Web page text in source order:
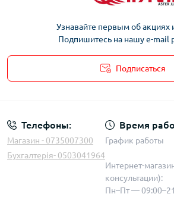
Узнавайте первым об акциях
Подпишитесь на нашу e-mail
Подписаться
Телефоны:
Магазин - 0735007300
Бухгалтерія- 0503041964
Время
График работы
Интернет-
консультации):
Пн–Пт —